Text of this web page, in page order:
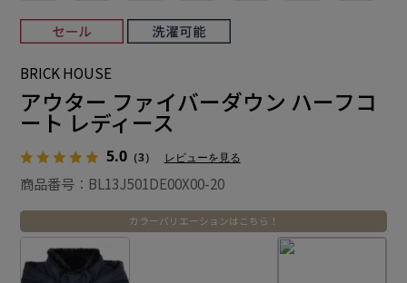
BRICK HOUSE
アウター ファイバーダウン ハーフコ
ート レディース
5.0（3） レビューを見る
商品番号：BL13J501DE00X00-20
カラーバリエーションはこちら！